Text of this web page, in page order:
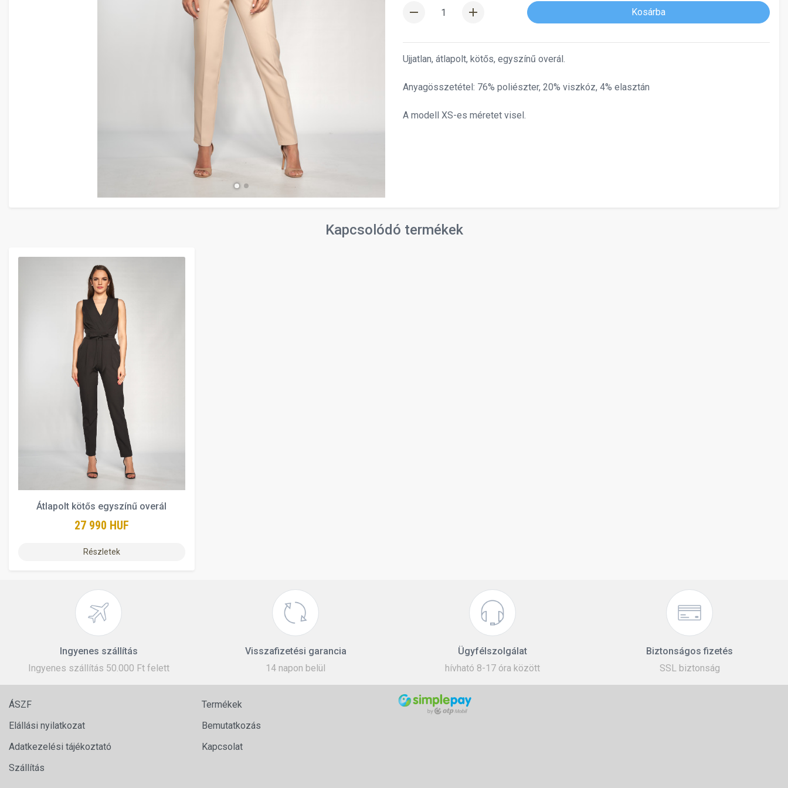
remove add Kosárba
Ujjatlan, átlapolt, kötős, egyszínű overál.
Anyagösszetétel: 76% poliészter, 20% viszkóz, 4% elasztán
A modell XS-es méretet visel.
Kapcsolódó termékek
Átlapolt kötős egyszínű overál
27 990 HUF
Részletek
Ingyenes szállítás
Ingyenes szállítás 50.000 Ft felett
Visszafizetési garancia
14 napon belül
Ügyfélszolgálat
hívható 8-17 óra között
Biztonságos fizetés
SSL biztonság
ÁSZF
Elállási nyilatkozat
Adatkezelési tájékoztató
Szállítás
Termékek
Bemutatkozás
Kapcsolat